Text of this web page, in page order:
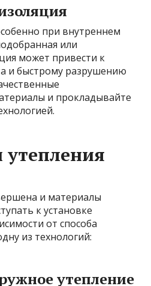
при внутреннем
или
может привести к
и быстрому разрушению
и прокладывайте
утепления
и материалы
к установке
от способа
из технологий:
утепление